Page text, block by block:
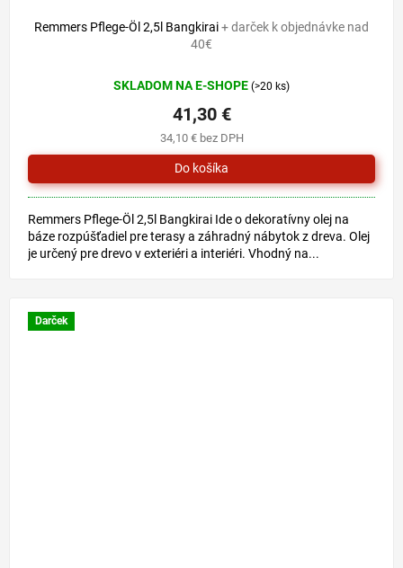
Remmers Pflege-Öl 2,5l Bangkirai+ darček k objednávke nad
40€
SKLADOM NA E-SHOPE (>20 ks)
34,10 € bez DPH
41,30 €
Remmers Pflege-Öl 2,5l Bangkirai Ide o dekoratívny olej na
báze rozpúšťadiel pre terasy a záhradný nábytok z dreva. Olej
je určený pre drevo v exteriéri a interiéri. Vhodný na...
Darček